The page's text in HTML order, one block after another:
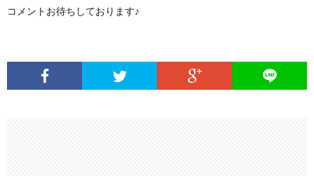
コメントお待ちしております♪